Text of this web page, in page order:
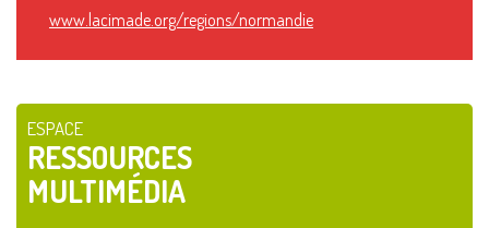
www.lacimade.org/regions/normandie
ESPACE
RESSOURCES
MULTIMÉDIA